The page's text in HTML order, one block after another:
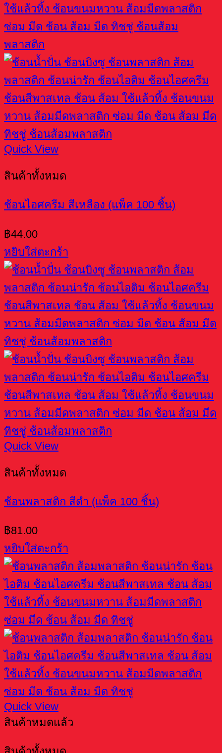
Quick View
สินค้าทั้งหมด
ช้อนไอศครีม สีเหลือง (แพ็ค 100 ชิ้น)
฿44.00
หยิบใส่ตะกร้า
Quick View
สินค้าทั้งหมด
ช้อนพลาสติก สีดำ (แพ็ค 100 ชิ้น)
฿81.00
หยิบใส่ตะกร้า
Quick View
สินค้าหมดแล้ว